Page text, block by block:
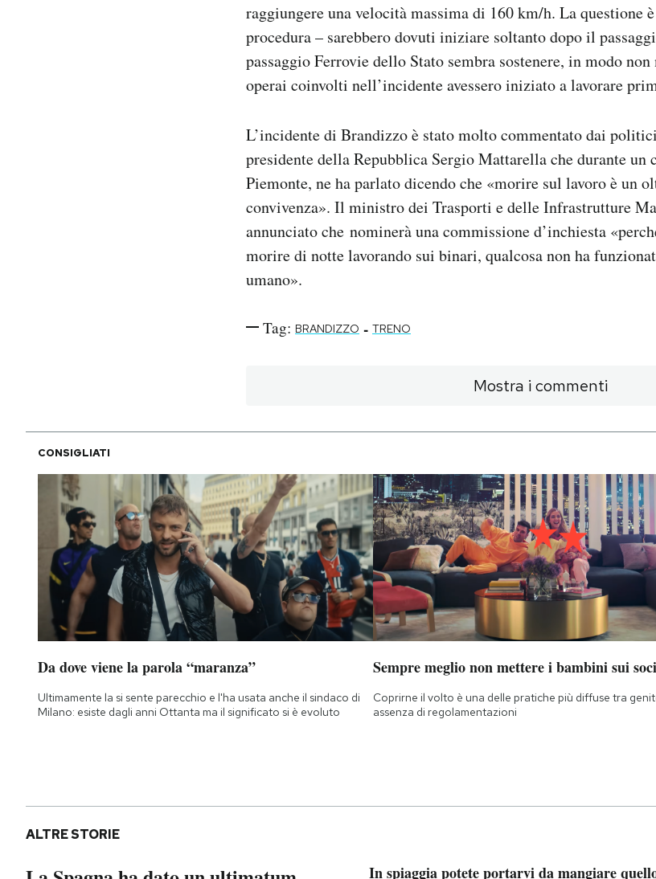
raggiungere una velocità massima di 160 km/h. La questione
procedura – sarebbero dovuti iniziare soltanto dopo il
passaggio Ferrovie dello Stato sembra sostenere, in modo
operai coinvolti nell’incidente avessero iniziato a lavorare
L’incidente di Brandizzo è stato molto commentato dai
presidente della Repubblica Sergio Mattarella che durante un
Piemonte, ne ha parlato dicendo che «morire sul lavoro è un
convivenza». Il ministro dei Trasporti e delle Infrastrutture
annunciato che nominerà una commissione d’inchiesta
morire di notte lavorando sui binari, qualcosa non ha
umano».
Tag: BRANDIZZO - TRENO
Mostra i commenti
CONSIGLIATI
Da dove viene la parola “maranza”
Ultimamente la si sente parecchio e l'ha usata anche il sindaco di
Milano: esiste dagli anni Ottanta ma il significato si è evoluto
Sempre meglio non mettere i bambini sui
Coprirne il volto è una delle pratiche più diffuse tra
assenza di regolamentazioni
ALTRE STORIE
In spiaggia potete portarvi da mangiare